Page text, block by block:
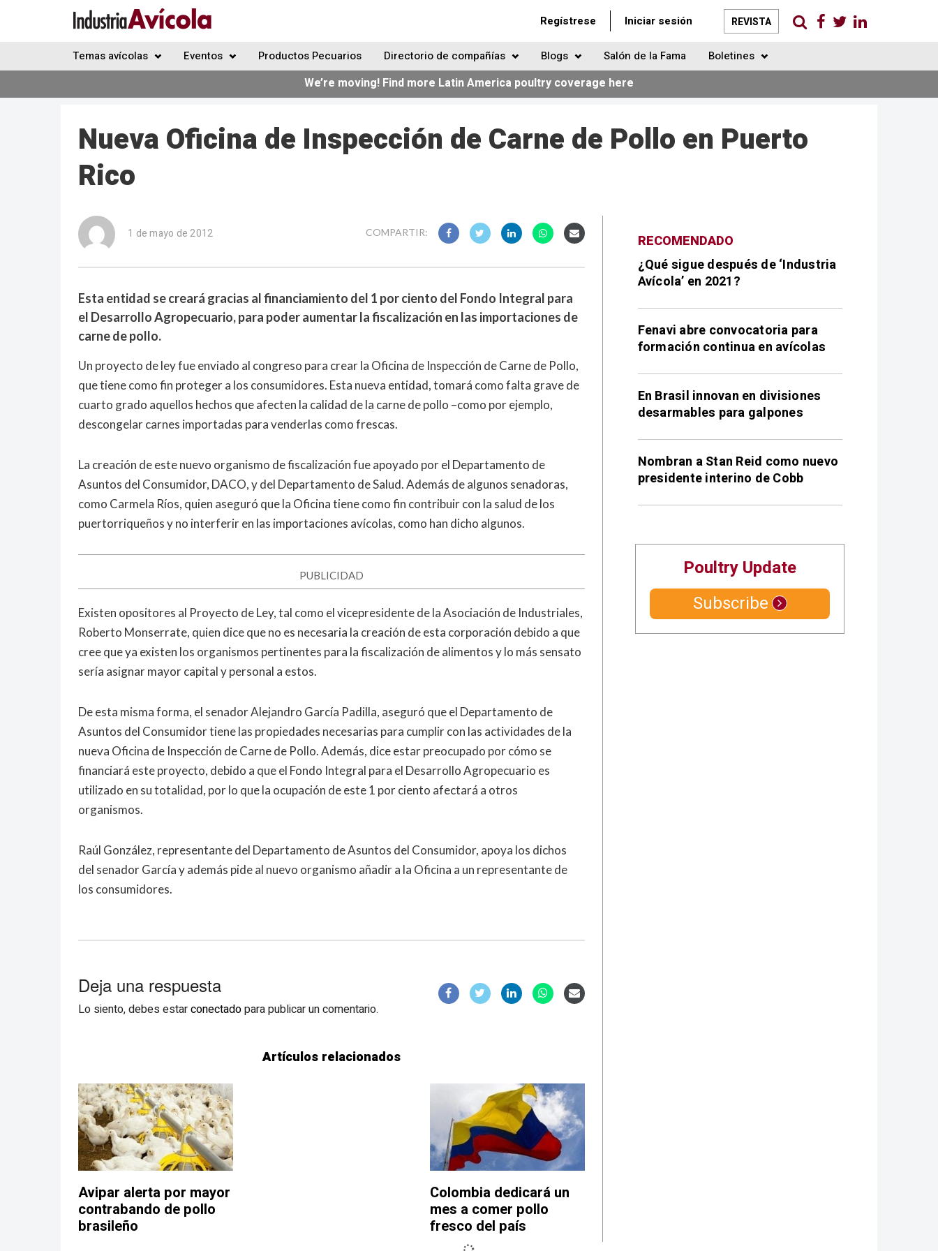
REVISTA
Regístrese Iniciar sesión
Temas avícolas Eventos Productos Pecuarios Directorio de compañías Blogs Salón de la Fama Boletines
We’re moving! Find more Latin America poultry coverage here
Nueva Oficina de Inspección de Carne de Pollo en Puerto
Rico
1 de mayo de 2012 COMPARTIR:
Esta entidad se creará gracias al financiamiento del 1 por ciento del Fondo Integral para
el Desarrollo Agropecuario, para poder aumentar la fiscalización en las importaciones de
carne de pollo.
Un proyecto de ley fue enviado al congreso para crear la Oficina de Inspección de Carne de Pollo,
que tiene como fin proteger a los consumidores. Esta nueva entidad, tomará como falta grave de
cuarto grado aquellos hechos que afecten la calidad de la carne de pollo –como por ejemplo,
descongelar carnes importadas para venderlas como frescas.
La creación de este nuevo organismo de fiscalización fue apoyado por el Departamento de
Asuntos del Consumidor, DACO, y del Departamento de Salud. Además de algunos senadoras,
como Carmela Ríos, quien aseguró que la Oficina tiene como fin contribuir con la salud de los
puertorriqueños y no interferir en las importaciones avícolas, como han dicho algunos.
PUBLICIDAD
Existen opositores al Proyecto de Ley, tal como el vicepresidente de la Asociación de Industriales,
Roberto Monserrate, quien dice que no es necesaria la creación de esta corporación debido a que
cree que ya existen los organismos pertinentes para la fiscalización de alimentos y lo más sensato
sería asignar mayor capital y personal a estos.
De esta misma forma, el senador Alejandro García Padilla, aseguró que el Departamento de
Asuntos del Consumidor tiene las propiedades necesarias para cumplir con las actividades de la
nueva Oficina de Inspección de Carne de Pollo. Además, dice estar preocupado por cómo se
financiará este proyecto, debido a que el Fondo Integral para el Desarrollo Agropecuario es
utilizado en su totalidad, por lo que la ocupación de este 1 por ciento afectará a otros
organismos.
Raúl González, representante del Departamento de Asuntos del Consumidor, apoya los dichos
del senador García y además pide al nuevo organismo añadir a la Oficina a un representante de
los consumidores.
Deja una respuesta
Lo siento, debes estarconectadopara publicar un comentario.
Artículos relacionados
Avipar alerta por mayor
contrabando de pollo
brasileño
Colombia dedicará un
mes a comer pollo
fresco del país
RECOMENDADO
¿Qué sigue después de ‘Industria
Avícola’ en 2021?
Fenavi abre convocatoria para
formación continua en avícolas
En Brasil innovan en divisiones
desarmables para galpones
Nombran a Stan Reid como nuevo
presidente interino de Cobb
Poultry Update
Subscribe